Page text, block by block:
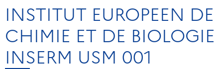
INSTITUT EUROPEEN DE
CHIMIE ET DE BIOLOGIE
INSERM USM 001